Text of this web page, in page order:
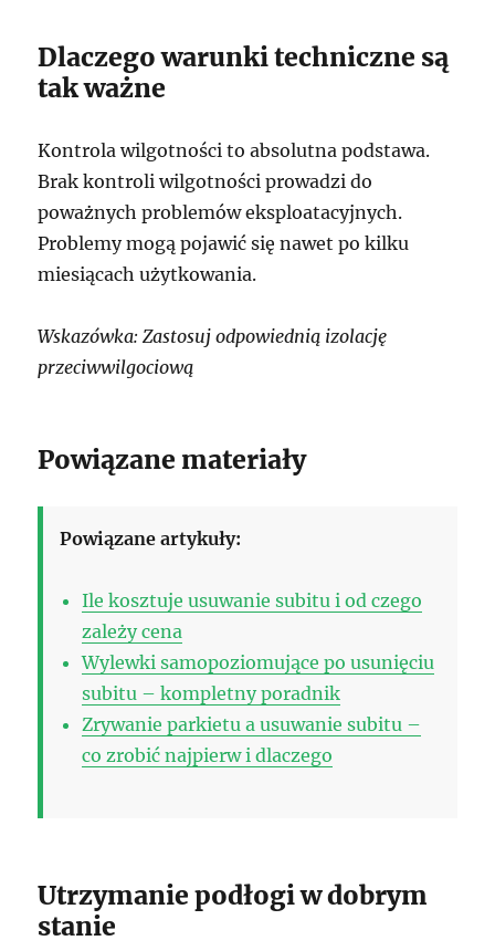
Dlaczego warunki techniczne są
tak ważne
Kontrola wilgotności to absolutna podstawa.
Brak kontroli wilgotności prowadzi do
poważnych problemów eksploatacyjnych.
Problemy mogą pojawić się nawet po kilku
miesiącach użytkowania.
Wskazówka: Zastosuj odpowiednią izolację
przeciwwilgociową
Powiązane materiały
Powiązane artykuły:
Ile kosztuje usuwanie subitu i od czego
zależy cena
Wylewki samopoziomujące po usunięciu
subitu – kompletny poradnik
Zrywanie parkietu a usuwanie subitu –
co zrobić najpierw i dlaczego
Utrzymanie podłogi w dobrym
stanie